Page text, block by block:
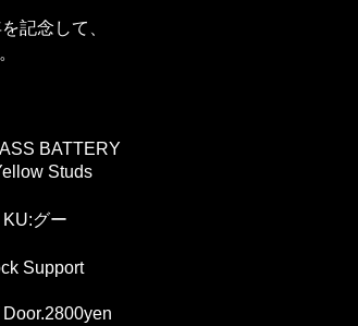
記念して、
BATTERY
Studs
グー
Support
Door.2800yen